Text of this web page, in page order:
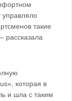
такие
рассказала
которая в
и шла с таким